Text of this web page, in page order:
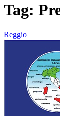
Tag:
Reggio